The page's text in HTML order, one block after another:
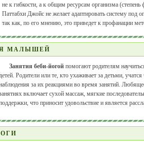
не к гибкости, а к общим ресурсам организма
Паттабхи Джойс не желает адаптировать систему под
так как, по его мнению, это приведет к профанации
МАЛЫШЕЙ
Занятия беби-йогойпомогают родителям
Родители или те, кто ухаживает за детьми, учатся
за их реакциями во время занятий.
включает сухой массаж, мягкие
что приносит удовольствие и является